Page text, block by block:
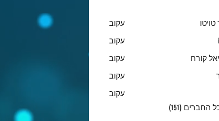
טויטו
עקוב
עקוב
קורח
עקוב
עקוב
עקוב
החברים (151)